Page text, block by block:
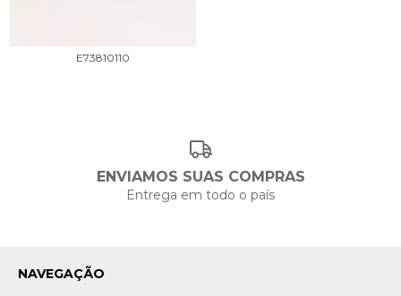
E73810110
ENVIAMOS SUAS COMPRAS
Entrega em todo o país
NAVEGAÇÃO